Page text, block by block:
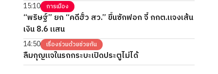
15:10 การเมือง
“พริษฐ์” ยก “คดีฮั้ว สว.” ขึ้นซักฟอก จี้ กกต.แจงเส้น
เงิน 8.6 แสน
14:50 เรื่องร่วมด้วยช่วยกัน
ลืมกุญแจในรถกระบะเปิดประตูไม่ได้